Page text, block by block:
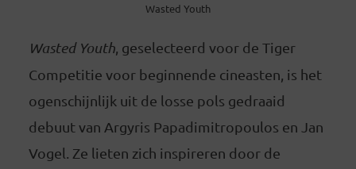
Wasted Youth
Wasted Youth, geselecteerd voor de Tiger
Competitie voor beginnende cineasten, is het
ogenschijnlijk uit de losse pols gedraaid
debuut van Argyris Papadimitropoulos en Jan
Vogel. Ze lieten zich inspireren door de